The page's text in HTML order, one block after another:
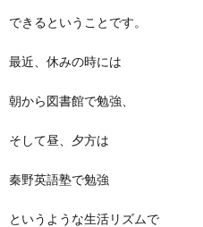
できるということです。
最近、休みの時には
朝から図書館で勉強、
そして昼、夕方は
秦野英語塾で勉強
というような生活リズムで